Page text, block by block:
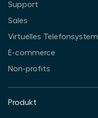
Support
Sales
Virtuelles Telefonsystem
E-commerce
Non-profits
Produkt